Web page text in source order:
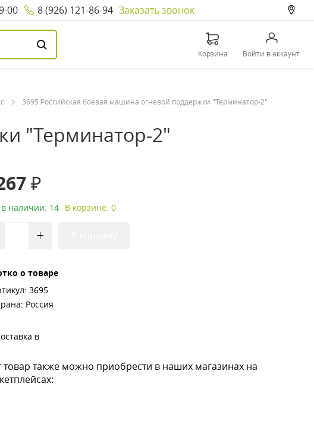
00 8 (926) 121-86-94 Заказать звонок
Корзина Войти в аккаунт
3695 Российская боевая машина огневой поддержки "Терминатор-2"
"Терминатор-2"
₽
в наличии: 14 В корзине: 0
о товаре
3695
Россия
в
товар также можно приобрести в наших магазинах на